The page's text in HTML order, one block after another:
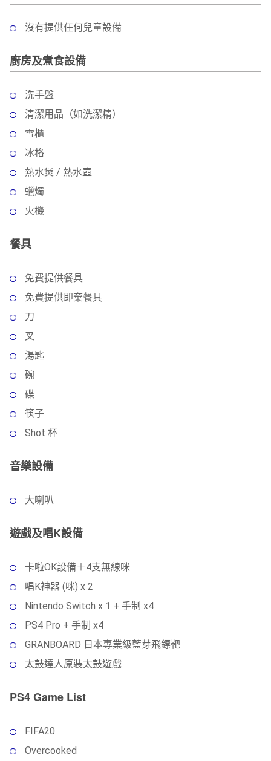
沒有提供任何兒童設備
廚房及煮食設備
洗手盤
清潔用品（如洗潔精）
雪櫃
冰格
熱水煲 / 熱水壺
蠟燭
火機
餐具
免費提供餐具
免費提供即棄餐具
刀
叉
湯匙
碗
碟
筷子
Shot 杯
音樂設備
大喇叭
遊戲及唱K設備
卡啦OK設備＋4支無線咪
唱K神器 (咪) x 2
Nintendo Switch x 1 + 手制 x4
PS4 Pro + 手制 x4
GRANBOARD 日本專業級藍芽飛鏢靶
太鼓達人原裝太鼓遊戲
PS4 Game List
FIFA20
Overcooked